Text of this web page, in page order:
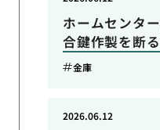
ホームセンタ
合鍵作製を断
金庫
2026.06.12